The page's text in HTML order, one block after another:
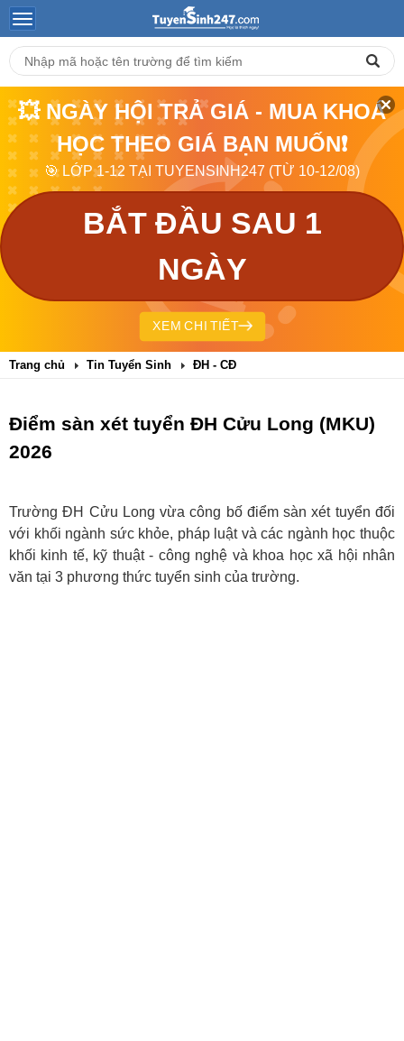
💥 NGÀY HỘI TRẢ GIÁ - MUA KHOÁ
HỌC THEO GIÁ BẠN MUỐN❗
🎯 LỚP 1-12 TẠI TUYENSINH247 (TỪ 10-12/08)
BẮT ĐẦU SAU 1
NGÀY
XEM CHI TIẾT
Trang chủ Tin Tuyển Sinh ĐH - CĐ
Điểm sàn xét tuyển ĐH Cửu Long (MKU)
2026
Trường ĐH Cửu Long vừa công bố điểm sàn xét tuyển đối
với khối ngành sức khỏe, pháp luật và các ngành học thuộc
khối kinh tế, kỹ thuật - công nghệ và khoa học xã hội nhân
văn tại 3 phương thức tuyển sinh của trường.